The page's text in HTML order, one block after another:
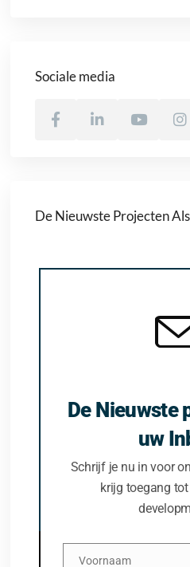
Sociale media
De Nieuwste Projecten
De Nieuwste
uw
Schrijf je nu in voor
krijg toegang
Voornaam